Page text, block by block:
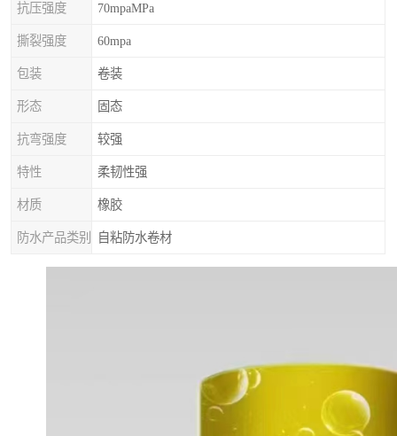
抗压强度 70mpaMPa
撕裂强度 60mpa
包装 卷装
形态 固态
抗弯强度 较强
特性 柔韧性强
材质 橡胶
防水产品类别 自粘防水卷材